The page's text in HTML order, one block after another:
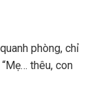
phòng, chỉ
thêu, con